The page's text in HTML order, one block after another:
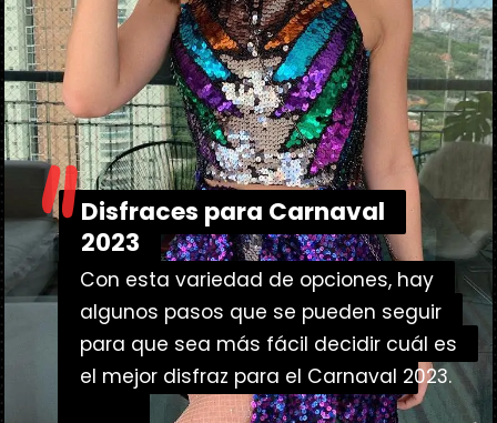
Con esta variedad de opciones, hay
algunos pasos que se pueden seguir
para que sea más fácil decidir cuál es
el mejor disfraz para el Carnaval
Con esta variedad de opciones, hay
algunos pasos que se pueden seguir
para que sea más fácil decidir cuál es
el mejor disfraz para el Carnaval 2023.
Disfraces para Carnaval
2023
Disfraces para Carnaval
2023
"